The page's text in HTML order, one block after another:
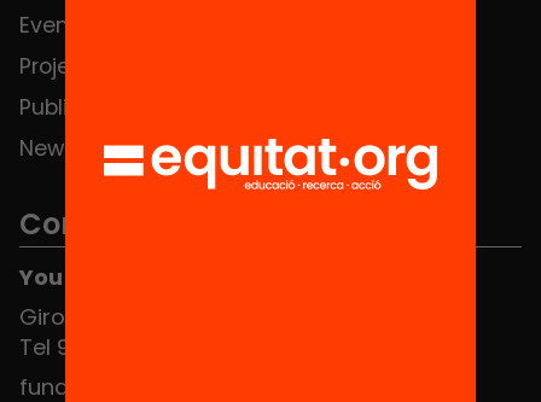
Events
Projects
Publications and videos
News
Contact
You can find us at the Social HUB
Girona 34, interior 08010 Barcelona
Tel 934 588 700
fundacio@equitat.org